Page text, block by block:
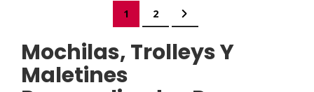
Actualmente estás leyendo página
1 Página
2 Página
Siguiente
Mochilas, Trolleys Y
Maletines